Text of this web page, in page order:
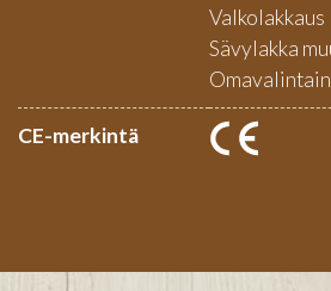
Valkolakkaus
Sävylakka
CE-merkintä